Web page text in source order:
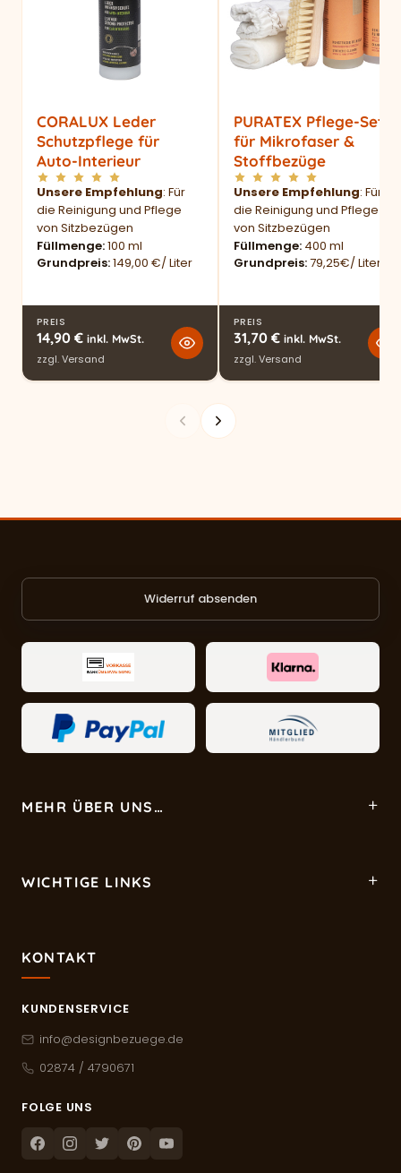
CORALUX Leder
Schutzpflege für
Auto-Interieur
Unsere Empfehlung: Für
die Reinigung und Pflege
von Sitzbezügen
Füllmenge 100 ml
Grundpreis 149,00 €/ Liter
PREIS
14,90 € inkl. MwSt.
zzgl.Versand
PURATEX Pflege-Set
für Mikrofaser &
Stoffbezüge
Unsere Empfehlung: Für
die Reinigung und Pflege
von Sitzbezügen
Füllmenge 400 ml
Grundpreis 79,25€/ Liter
PREIS
31,70 € inkl. MwSt.
zzgl.Versand
Widerruf absenden
MEHR ÜBER UNS…
WICHTIGE LINKS
KONTAKT
KUNDENSERVICE
info@designbezuege.de
02874 / 4790671
FOLGE UNS
FacebookInstagram
TwitterPinterestYoutube